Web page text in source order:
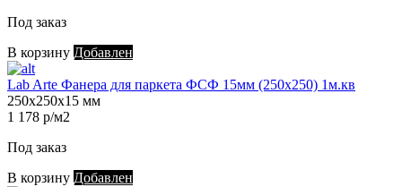
Под заказ
В корзину Добавлен
Lab Arte Фанера для паркета ФСФ 15мм (250х250) 1м.кв
250х250х15 мм
1 178 р/м2
Под заказ
В корзину Добавлен